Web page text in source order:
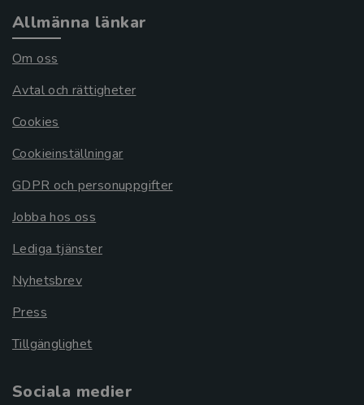
Allmänna länkar
Om oss
Avtal och rättigheter
Cookies
Cookieinställningar
GDPR och personuppgifter
Jobba hos oss
Lediga tjänster
Nyhetsbrev
Press
Tillgänglighet
Sociala medier